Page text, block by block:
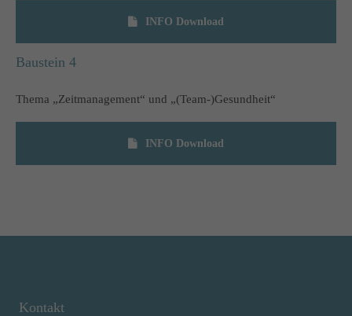
INFO Download
Baustein 4
Thema „Zeitmanagement“ und „(Team-)Gesundheit“
INFO Download
Kontakt